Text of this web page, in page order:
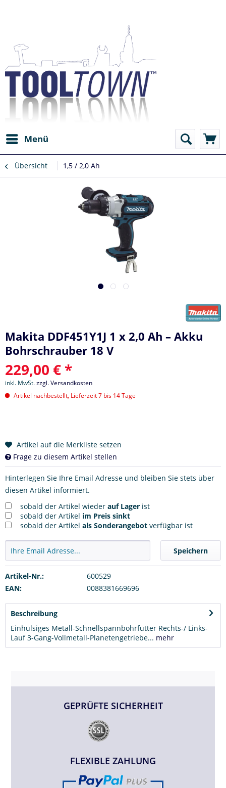
Menü
Übersicht 1,5 / 2,0 Ah
Makita DDF451Y1J 1 x 2,0 Ah – Akku
Bohrschrauber 18 V
229,00 € *
inkl. MwSt.zzgl. Versandkosten
Artikel nachbestellt, Lieferzeit 7 bis 14 Tage
Artikel auf die Merkliste setzen
Frage zu diesem Artikel stellen
Hinterlegen Sie Ihre Email Adresse und bleiben Sie stets über
diesen Artikel informiert.
sobald der Artikel wieder auf Lager ist
sobald der Artikel im Preis sinkt
sobald der Artikel als Sonderangebot verfügbar ist
Speichern
Artikel-Nr.:
600529
EAN:
0088381669696
Beschreibung
Einhülsiges Metall-Schnellspannbohrfutter Rechts-/ Links-
Lauf 3-Gang-Vollmetall-Planetengetriebe... mehr
GEPRÜFTE SICHERHEIT
FLEXIBLE ZAHLUNG